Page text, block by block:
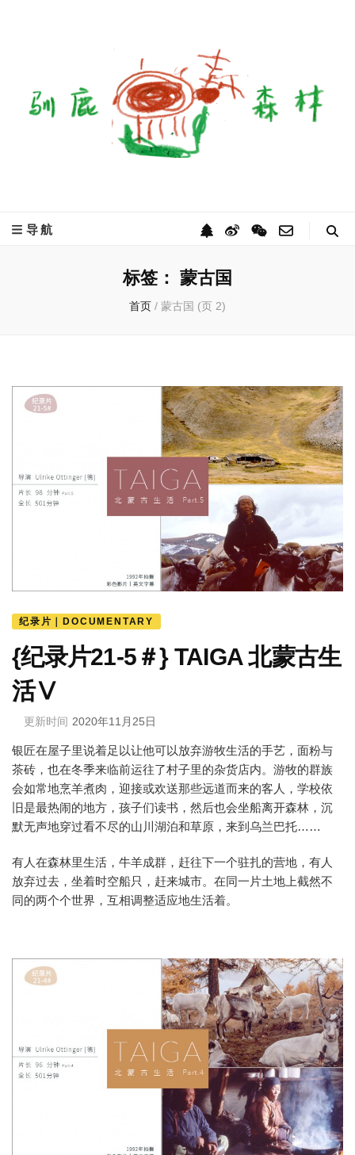
导航
标签： 蒙古国
首页 / 蒙古国 (页 2)
纪录片｜DOCUMENTARY
{纪录片21-5＃} TAIGA 北蒙古生
活Ⅴ
更新时间 2020年11月25日
银匠在屋子里说着足以让他可以放弃游牧生活的手艺，面粉与
茶砖，也在冬季来临前运往了村子里的杂货店内。游牧的群族
会如常地烹羊煮肉，迎接或欢送那些远道而来的客人，学校依
旧是最热闹的地方，孩子们读书，然后也会坐船离开森林，沉
默无声地穿过看不尽的山川湖泊和草原，来到乌兰巴托……
有人在森林里生活，牛羊成群，赶往下一个驻扎的营地，有人
放弃过去，坐着时空船只，赶来城市。在同一片土地上截然不
同的两个个世界，互相调整适应地生活着。